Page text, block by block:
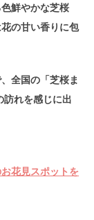
鮮やかな芝桜
の甘い香りに包
全国の「芝桜ま
訪れを感じに出
花見スポットを